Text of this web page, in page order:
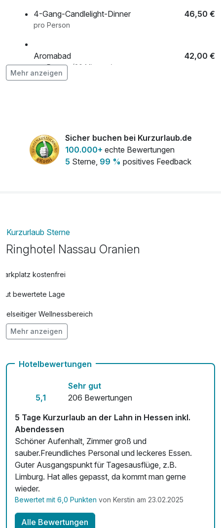
4-Gang-Candlelight-Dinner 46,50 €
pro Person
Aromabad 42,00 €
pro Person (20 Minuten)
Ganz-Körpermassage 95,00 €
Leihbademantel
Rückenmassage
pro Stück
Mehr anzeigen
Sicher buchen bei Kurzurlaub.de
100.000+ echte Bewertungen
5 Sterne, 99 % positives Feedback
Kurzurlaub Sterne
Ringhotel Nassau Oranien
Parkplatz kostenfrei
Gut bewertete Lage
Vielseitiger Wellnessbereich
Hunde im Hotel nicht erlaubt
Kostenloses W-LAN
Zimmerservice verfügbar
Mit Hotelbar
Mehr anzeigen
Hotelbewertungen
5,1
Sehr gut
206 Bewertungen
5 Tage Kurzurlaub an der Lahn in Hessen inkl.
Abendessen
Schöner Aufenhalt, Zimmer groß und
sauber.Freundliches Personal und leckeres Essen.
Guter Ausgangspunkt für Tagesausflüge, z.B.
Limburg. Hat alles gepasst, da kommt man gerne
wieder.
Bewertet mit 6,0 Punkten von Kerstin am 23.02.2025
Alle Bewertungen